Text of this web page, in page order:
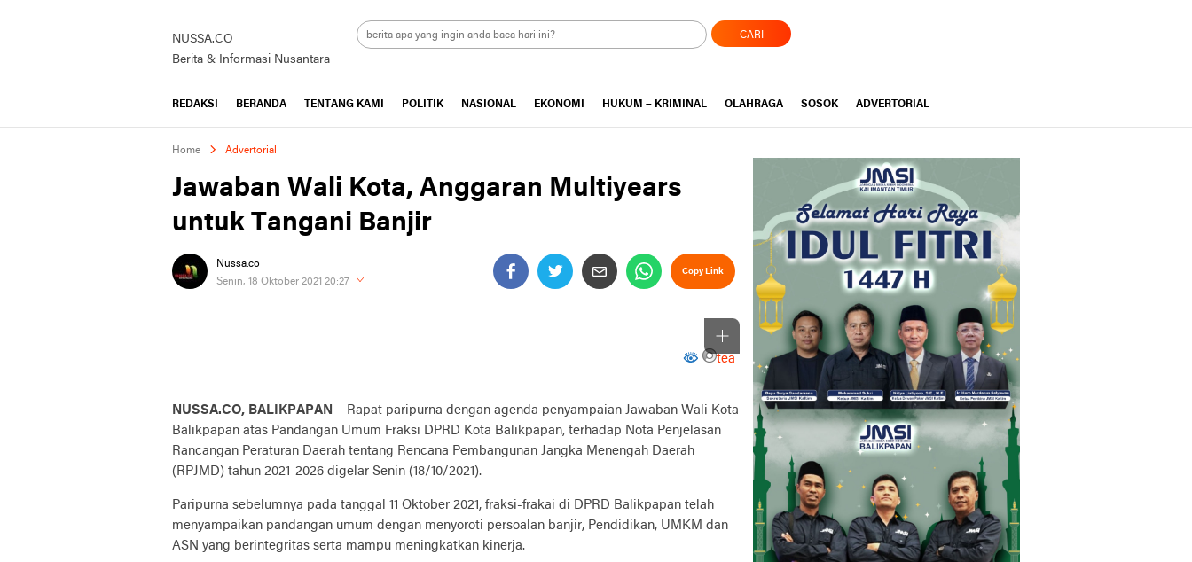
NUSSA.CO
Berita & Informasi Nusantara
CARI
REDAKSI BERANDA TENTANG KAMI POLITIK NASIONAL EKONOMI HUKUM – KRIMINAL OLAHRAGA SOSOK ADVERTORIAL
Home Advertorial
Jawaban Wali Kota, Anggaran Multiyears
untuk Tangani Banjir
Nussa.co
Senin, 18 Oktober 2021 20:27
Copy Link
tea
NUSSA.CO, BALIKPAPAN – Rapat paripurna dengan agenda penyampaian Jawaban Wali Kota
Balikpapan atas Pandangan Umum Fraksi DPRD Kota Balikpapan, terhadap Nota Penjelasan
Rancangan Peraturan Daerah tentang Rencana Pembangunan Jangka Menengah Daerah
(RPJMD) tahun 2021-2026 digelar Senin (18/10/2021).
Paripurna sebelumnya pada tanggal 11 Oktober 2021, fraksi-frakai di DPRD Balikpapan telah
menyampaikan pandangan umum dengan menyoroti persoalan banjir, Pendidikan, UMKM dan
ASN yang berintegritas serta mampu meningkatkan kinerja.